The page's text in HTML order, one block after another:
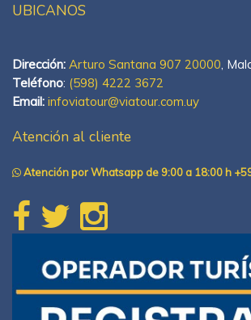
UBICANOS
Dirección: Arturo Santana 907 20000,
Teléfono: (598) 4222 3672
Email: infoviatour@viatour.com.uy
Atención al cliente
Atención por Whatsapp de 9:00 a 18:00 h